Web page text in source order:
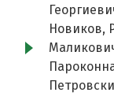
Новиков,